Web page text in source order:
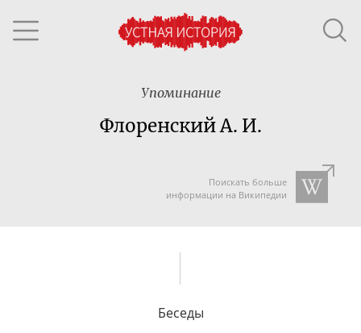
Упоминание
Флоренский А. И.
Поискать больше
информации на Википедии
Беседы